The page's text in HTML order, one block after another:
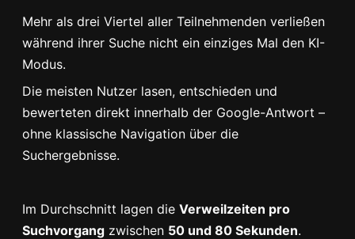
Mehr als drei Viertel aller Teilnehmenden verließen
während ihrer Suche nicht ein einziges Mal den KI-
Modus.
Die meisten Nutzer lasen, entschieden und
bewerteten direkt innerhalb der Google-Antwort –
ohne klassische Navigation über die
Suchergebnisse.
Im Durchschnitt lagen die Verweilzeiten pro
Suchvorgang zwischen 50 und 80 Sekunden.